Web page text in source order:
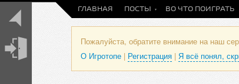
ГЛАВНАЯ ПОСТЫ ВО ЧТО ПОИГРАТЬ
Пожалуйста, обратите внимание на наш
О Игротопе | Регистрация | Я всё понял,